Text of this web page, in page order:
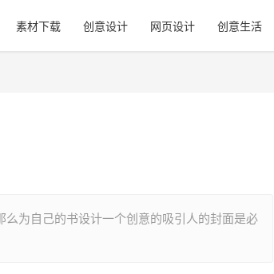
素材下载 创意设计 网页设计 创意生活
为自己的书设计一个创意的吸引人的封面是必